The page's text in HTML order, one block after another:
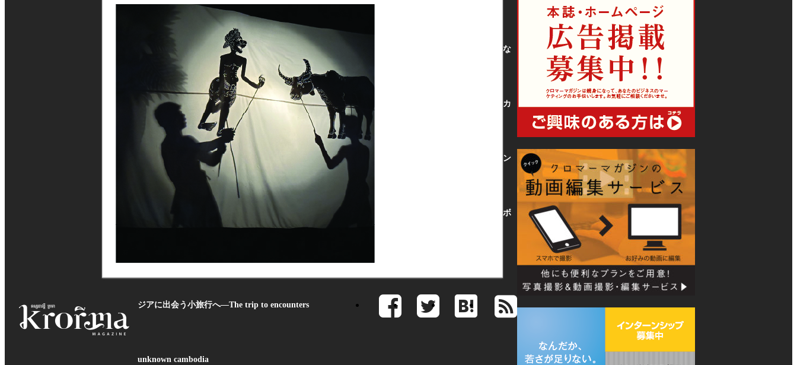
な
カ
ン
ボ
ジアに出会う小旅行へ―The trip to encounters
unknown cambodia